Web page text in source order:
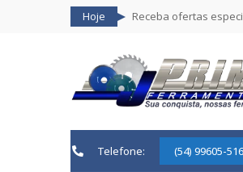
Hoje Receba ofertas
Telefone: (54) 99605-